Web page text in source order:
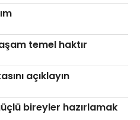
temel haktır
açıklayın
bireyler hazırlamak